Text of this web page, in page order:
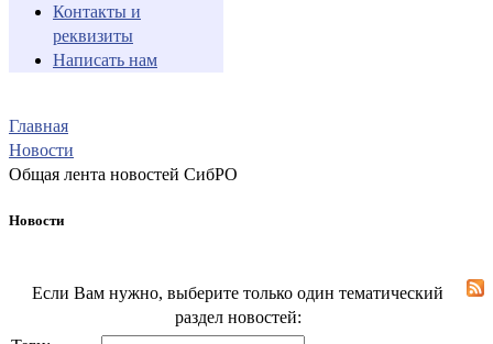
Контакты и
реквизиты
Написать нам
Главная
Новости
Общая лента новостей СибРО
Новости
Если Вам нужно, выберите только один тематический
раздел новостей: